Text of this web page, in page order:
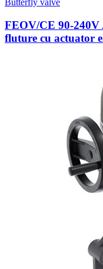
Butterfly valve
FEOV/CE 90-
fluture cu actuator